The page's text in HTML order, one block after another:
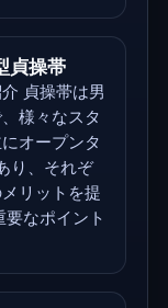
貞操帯
貞操帯は男
様々なスタ
オープンタ
り、それぞ
リットを提
なポイント